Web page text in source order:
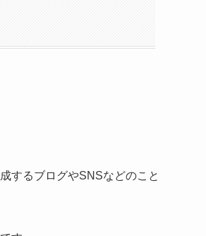
するブログやSNSなどのこと